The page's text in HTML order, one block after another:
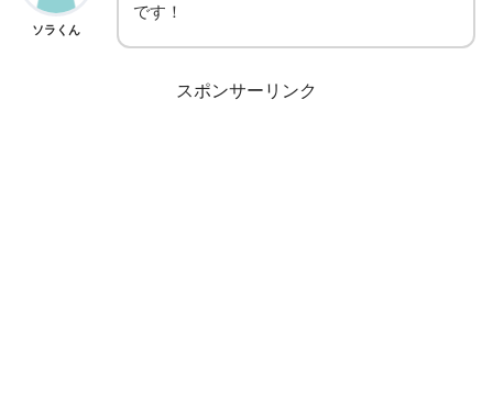
ソラくん
です！
スポンサーリンク